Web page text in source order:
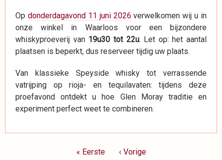
Op donderdagavond 11 juni 2026 verwelkomen wij u in
onze winkel in Waarloos voor een bijzondere
whiskyproeverij van 19u30 tot 22u. Let op: het aantal
plaatsen is beperkt, dus reserveer tijdig uw plaats.
Van klassieke Speyside whisky tot verrassende
vatrijping op rioja- en tequilavaten: tijdens deze
proefavond ontdekt u hoe Glen Moray traditie en
experiment perfect weet te combineren.
Eerste
« Eerste
Vorige
‹ Vorige